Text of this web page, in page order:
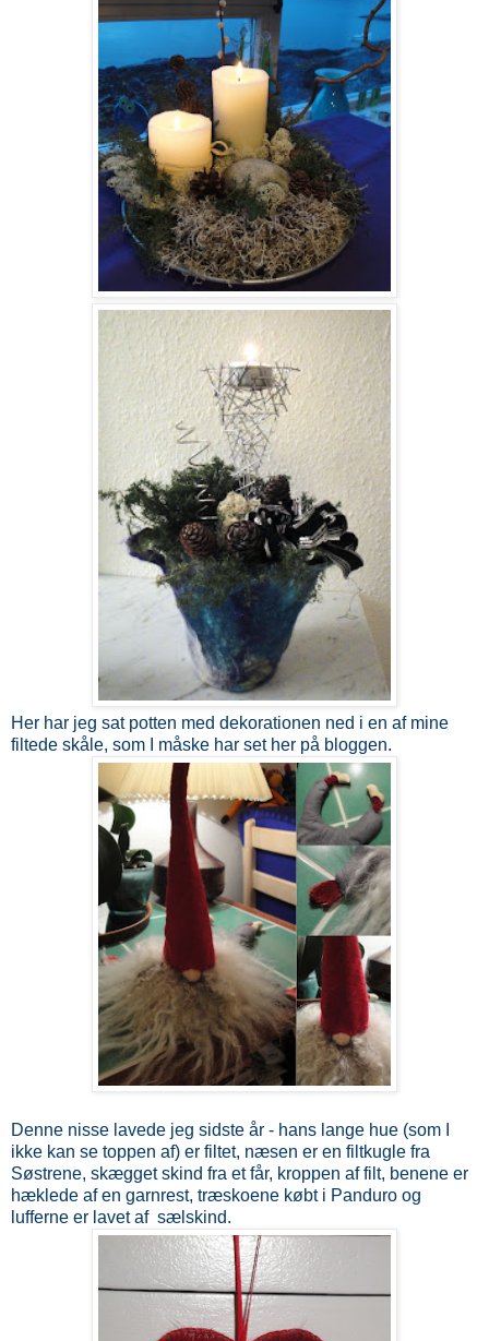
Her har jeg sat potten med dekorationen ned i en af mine
filtede skåle, som I måske har set her på bloggen.
Denne nisse lavede jeg sidste år - hans lange hue (som I
ikke kan se toppen af) er filtet, næsen er en filtkugle fra
Søstrene, skægget skind fra et får, kroppen af filt, benene er
hæklede af en garnrest, træskoene købt i Panduro og
lufferne er lavet af sælskind.